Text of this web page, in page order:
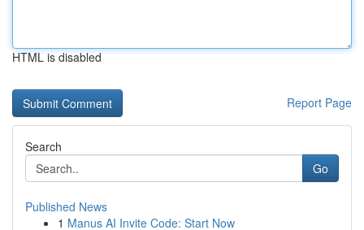
HTML is disabled
Report Page
Search
Go
Published News
1 Manus AI Invite Code: Start Now